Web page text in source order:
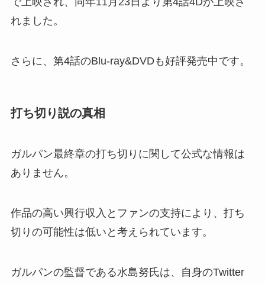
れました。
さらに、第4話のBlu-ray&DVDも好評発売中です。
打ち切り説の真相
ガルパン最終章の打ち切りに関して公式な情報は
ありません。
作品の高い興行収入とファンの支持により、打ち
切りの可能性は低いと考えられています。
ガルパンの監督である水島努氏は、自身のTwitter